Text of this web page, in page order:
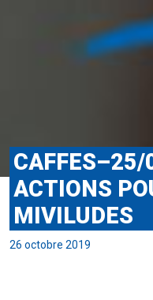
ACTIONS
MIVILUDES
26 octobre 2019